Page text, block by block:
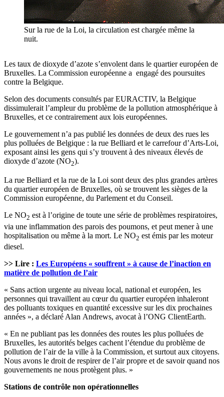
Sur la rue de la Loi, la circulation est chargée même la
nuit.
Les taux de dioxyde d’azote s’envolent dans le quartier européen de
Bruxelles. La Commission européenne a engagé des poursuites
contre la Belgique.
Selon des documents consultés par EURACTIV, la Belgique
dissimulerait l’ampleur du problème de la pollution atmosphérique à
Bruxelles, et ce contrairement aux lois européennes.
Le gouvernement n’a pas publié les données de deux des rues les
plus polluées de Belgique : la rue Belliard et le carrefour d’Arts-Loi,
exposant ainsi les gens qui s’y trouvent à des niveaux élevés de
dioxyde d’azote (NO2).
La rue Belliard et la rue de la Loi sont deux des plus grandes artères
du quartier européen de Bruxelles, où se trouvent les sièges de la
Commission européenne, du Parlement et du Conseil.
Le NO2 est à l’origine de toute une série de problèmes respiratoires,
via une inflammation des parois des poumons, et peut mener à une
hospitalisation ou même à la mort. Le NO2 est émis par les moteur
diesel.
>> Lire : Les Européens « souffrent » à cause de l’inaction en
matière de pollution de l’air
« Sans action urgente au niveau local, national et européen, les
personnes qui travaillent au cœur du quartier européen inhaleront
des polluants toxiques en quantité excessive sur les dix prochaines
années », a déclaré Alan Andrews, avocat à l’ONG ClientEarth.
« En ne publiant pas les données des routes les plus polluées de
Bruxelles, les autorités belges cachent l’étendue du problème de
pollution de l’air de la ville à la Commission, et surtout aux citoyens.
Nous avons le droit de respirer de l’air propre et de savoir quand nos
gouvernements ne nous protègent plus. »
Stations de contrôle non opérationnelles